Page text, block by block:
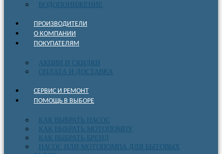
ВОДОПОНИЖЕНИЕ
ПРОИЗВОДИТЕЛИ
О КОМПАНИИ
ПОКУПАТЕЛЯМ
АКЦИИ И СКИДКИ
ОПЛАТА И ДОСТАВКА
СЕРВИС И РЕМОНТ
ПОМОЩЬ В ВЫБОРЕ
КАК ВЫБРАТЬ НАСОС
КАК ВЫБРАТЬ МОТОПОМПУ
КАК ВЫБРАТЬ БРЕНД
НАСОС ИЛИ МОТОПОМПА ДЛЯ БЫТОВЫХ